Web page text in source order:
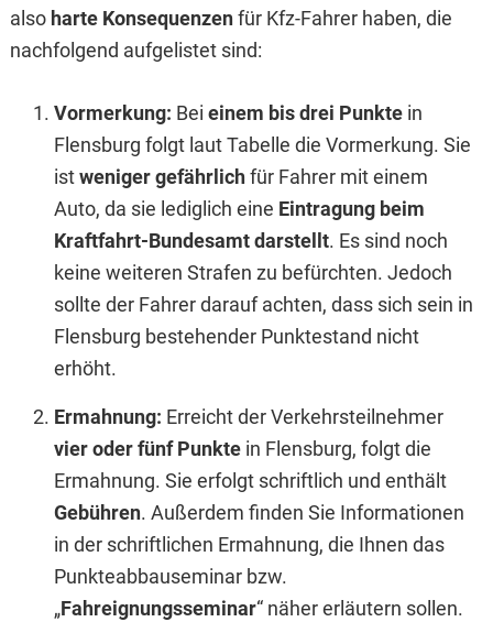
also harte Konsequenzenfür Kfz-Fahrer haben, die
nachfolgend aufgelistet sind:
Vormerkung: Bei einem bis drei Punktein
Flensburg folgt laut Tabelle die Vormerkung. Sie
istweniger gefährlichfür Fahrer mit einem
Auto, da sie lediglich eine Eintragung beim
Kraftfahrt-Bundesamt darstellt. Es sind noch
keine weiteren Strafen zu befürchten. Jedoch
sollte der Fahrer darauf achten, dass sich sein in
Flensburg bestehender Punktestand nicht
erhöht.
Ermahnung: Erreicht der Verkehrsteilnehmer
vier oder fünf Punktein Flensburg, folgt die
Ermahnung. Sie erfolgt schriftlich und enthält
Gebühren. Außerdem finden Sie Informationen
in der schriftlichen Ermahnung, die Ihnen das
Punkteabbauseminar bzw.
„Fahreignungsseminar“ näher erläutern sollen.